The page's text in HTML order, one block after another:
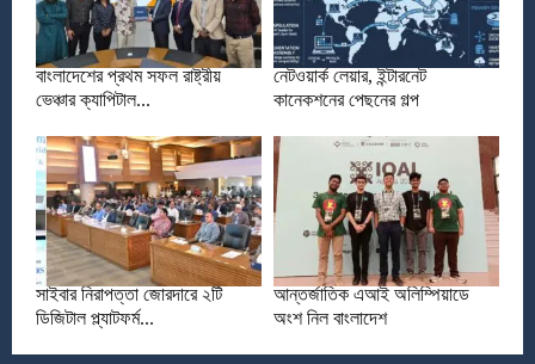
বাংলাদেশের প্রথম সফল রাষ্ট্রীয়
ভেঞ্চার ক্যাপিটাল...
নেটওয়ার্ক লেয়ার, ইন্টারনেট
কানেকশনের পেছনের গল্প
সাইবার নিরাপত্তা জোরদারে ২টি
ডিজিটাল প্ল্যাটফর্ম...
আন্তর্জাতিক এআই অলিম্পিয়াডে
অংশ নিল বাংলাদেশ